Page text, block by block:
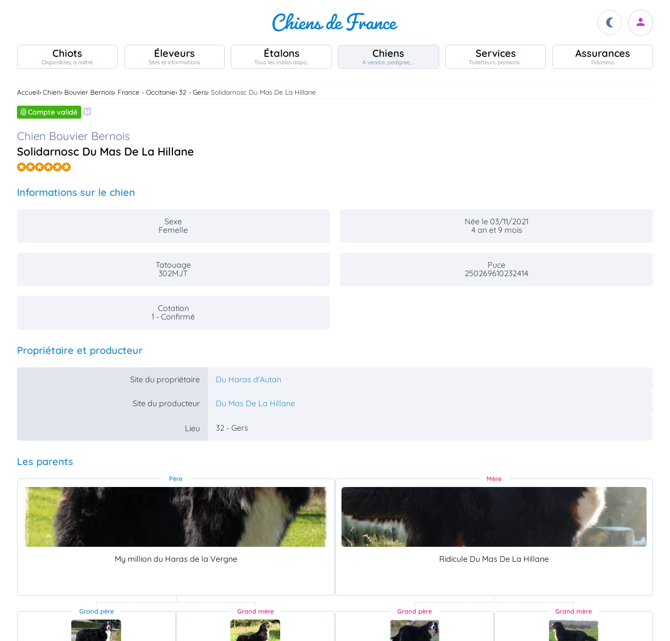
Chiots
Éleveurs
Chiens
Services
Chiots
Disponibles, à naître
Éleveurs
Sites et informations
Étalons
Tous les mâles dispo..
Chiens
A vendre, pedigree, ..
Services
Toiletteurs, pensions ..
Assurances
Fidanimo
Accueil Chien Bouvier Bernois France - Occitanie 32 - Gers Solidarnosc Du Mas De La Hillane
Compte validé
Chien Bouvier Bernois
Solidarnosc Du Mas De La Hillane
Informations sur le chien
Sexe
Femelle
Née le 03/11/2021
4 an et 9 mois
Tatouage
302MJT
Puce
250269610232414
Cotation
1 - Confirmé
Propriétaire et producteur
Site du propriétaire Du Haras d'Autan
Site du producteur Du Mas De La Hillane
Lieu 32 - Gers
Les parents
Père
My million du Haras de la Vergne
Grand père Grand mère
Mère
Ridicule Du Mas De La Hillane
Grand père Grand mère